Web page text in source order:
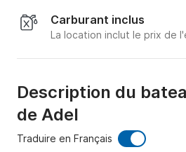
Carburant inclus
La location inclut le prix de
Description du
de Adel
Traduire en Français